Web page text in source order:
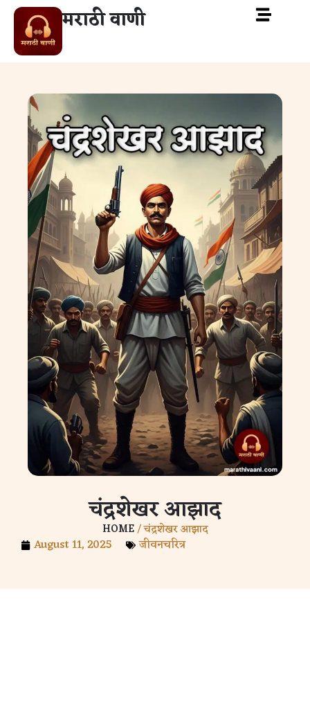
मराठी वाणी
चंद्रशेखर आझाद
HOME/ चंद्रशेखर आझाद
August 11, 2025 जीवनचरित्र